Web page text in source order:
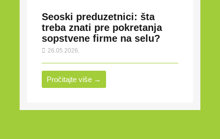
Seoski preduzetnici: šta
treba znati pre pokretanja
sopstvene firme na selu?
26.05.2026.
Pročitajte više →